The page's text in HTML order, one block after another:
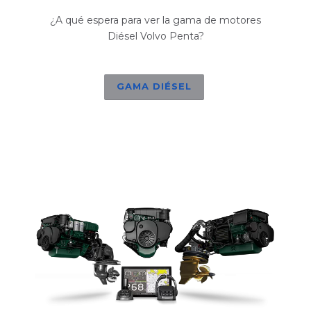
¿A qué espera para ver la gama de motores
Diésel Volvo Penta?
GAMA DIÉSEL